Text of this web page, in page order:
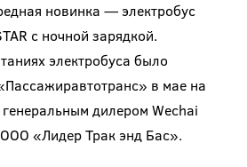
новинка — электробус
c ночной зарядкой.
электробуса было
в мае на
дилером Wechai
«Лидер Трак энд Бас».